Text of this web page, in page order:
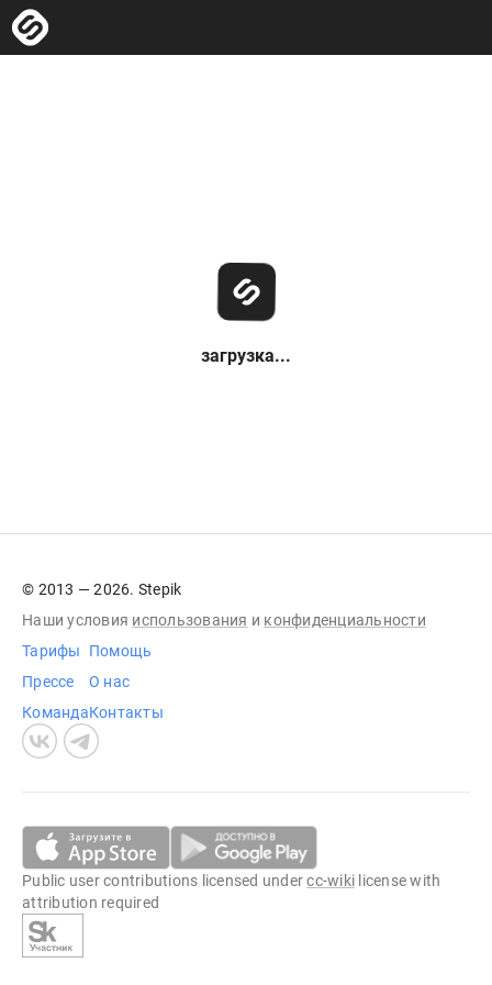
загрузка...
© 2013 — 2026. Stepik
Наши условия использования и конфиденциальности
Тарифы
Прессе
Команда
Помощь
О нас
Контакты
Public user contributions licensed undercc-wiki license with
attribution required